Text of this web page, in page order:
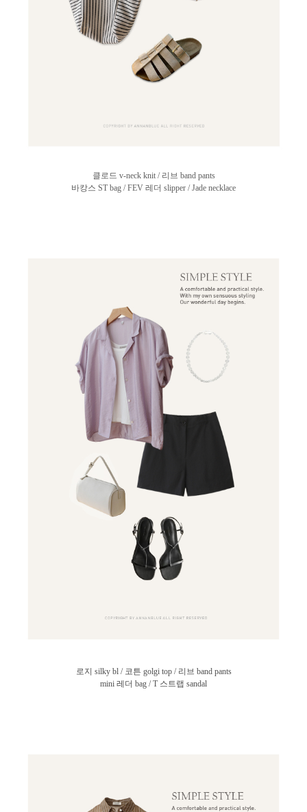
클로드 v-neck knit / 리브 band pants
바캉스 ST bag / FEV 레더 slipper / Jade necklace
로지 silky bl / 코튼 golgi top / 리브 band pants
mini 레더 bag / T 스트랩 sandal